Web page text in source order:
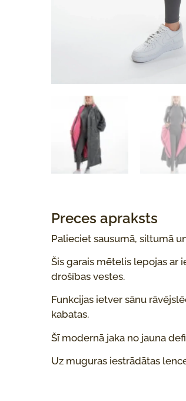
Preces apraksts
Palieciet sausumā, siltumā
Šis garais mētelis lepojas ar
drošības vestes.
Funkcijas ietver sānu
kabatas.
Šī modernā jaka no jauna
Uz muguras iestrādātas